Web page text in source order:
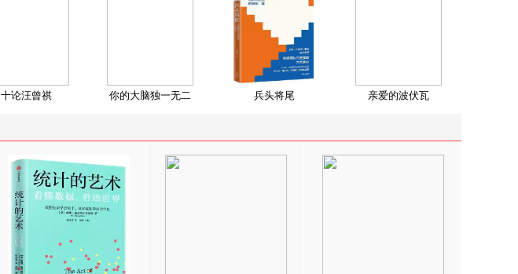
十论汪曾祺 你的大脑独一无二 兵头将尾 亲爱的波伏瓦